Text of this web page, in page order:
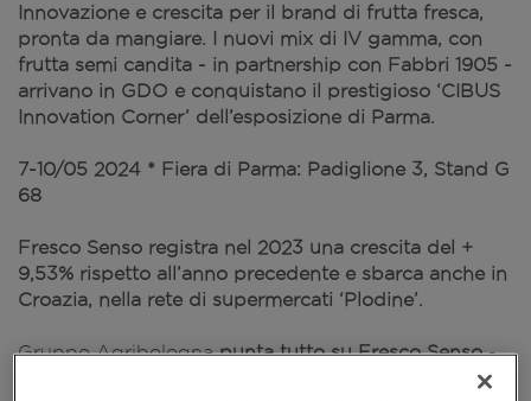
Innovazione e crescita per il brand di frutta fresca,
pronta da mangiare. I nuovi mix di IV gamma, con
frutta semi candita - in partnership con Fabbri 1905 -
arrivano in GDO e conquistano il prestigioso ‘CIBUS
Innovation Corner’ dell’esposizione di Parma.
7-10/05 2024 * Fiera di Parma: Padiglione 3, Stand G
68
Fresco Senso registra nel 2023 una crescita del +
9,53% rispetto all’anno precedente e sbarca anche in
Croazia, nella rete di supermercati ‘Plodine’.
Gruppo Agribolognapunta tutto su Fresco Senso-
, il